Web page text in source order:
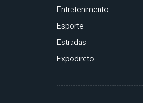
Entretenimento
Esporte
Estradas
Expodireto